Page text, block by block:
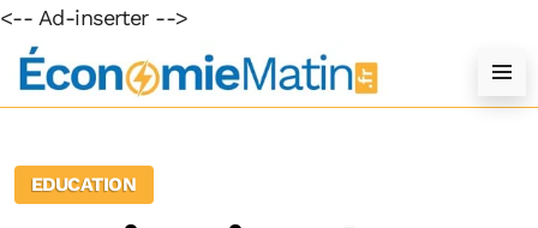
<-- Ad-inserter -->
EDUCATION